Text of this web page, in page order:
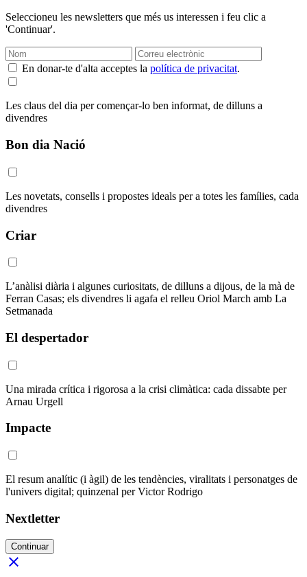
Seleccioneu les newsletters que més us interessen i feu clic a
'Continuar'.
En donar-te d'alta acceptes la política de privacitat.
Les claus del dia per començar-lo ben informat, de dilluns a
divendres
Bon dia Nació
Les novetats, consells i propostes ideals per a totes les famílies, cada
divendres
Criar
L’anàlisi diària i algunes curiositats, de dilluns a dijous, de la mà de
Ferran Casas; els divendres li agafa el relleu Oriol March amb La
Setmanada
El despertador
Una mirada crítica i rigorosa a la crisi climàtica: cada dissabte per
Arnau Urgell
Impacte
El resum analític (i àgil) de les tendències, viralitats i personatges de
l'univers digital; quinzenal per Victor Rodrigo
Nextletter
Continuar
close